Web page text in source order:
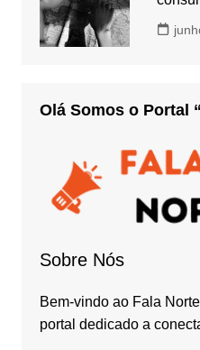
Olá Somos o Portal
Sobre Nós
Bem-vindo ao Fala
portal dedicado a